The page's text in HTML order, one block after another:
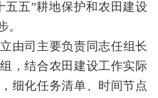
五五”耕地保护和农田建设
。
由司 主要负责同志任组长
，结合农田建设工作实际
细化任务清单、 时间节点